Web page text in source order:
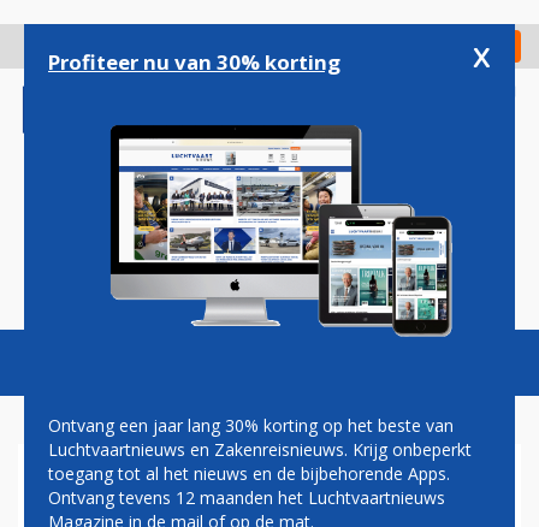
gaan
Check in
Magazine Podcasts Vacatures
DAK A380 QANTAS LEKT
Profiteer nu van 30% korting x
Ontvang een jaar lang 30% korting op het beste van
Luchtvaartnieuws en Zakenreisnieuws. Krijg onbeperkt
toegang tot al het nieuws en de bijbehorende Apps.
Ontvang tevens 12 maanden het Luchtvaartnieuws
Magazine in de mail of op de mat.